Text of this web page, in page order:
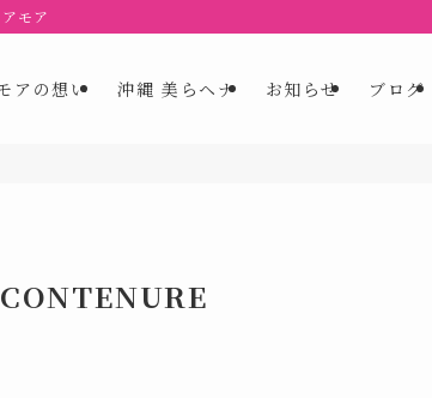
モア
アの想い 沖縄 美らヘナ お知らせ ブログ